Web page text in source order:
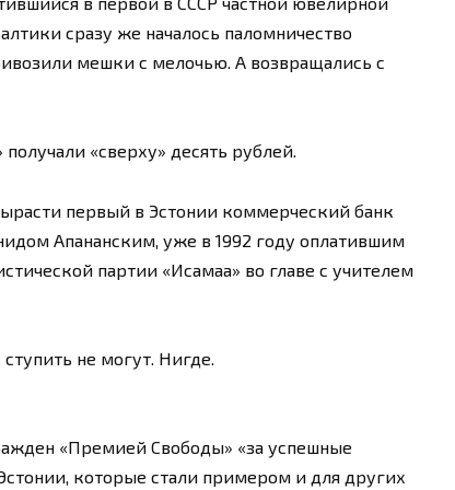
сразу же началось паломничество
мешки с мелочью. А возвращались с
«сверху» десять рублей.
первый в Эстонии коммерческий банк
Апананским, уже в 1992 году оплатившим
партии «Исамаа» во главе с учителем
не могут. Нигде.
«Премией Свободы» «за успешные
которые стали примером и для других